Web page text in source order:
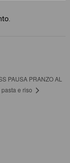
PAUSA PRANZO AL
e riso